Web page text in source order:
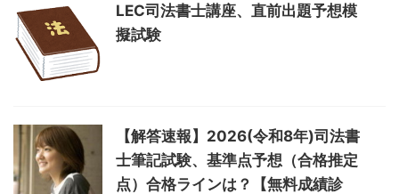
LEC司法書士講座、直前出題予想模
擬試験
【解答速報】2026(令和8年)司法書
士筆記試験、基準点予想（合格推定
点）合格ラインは？【無料成績診